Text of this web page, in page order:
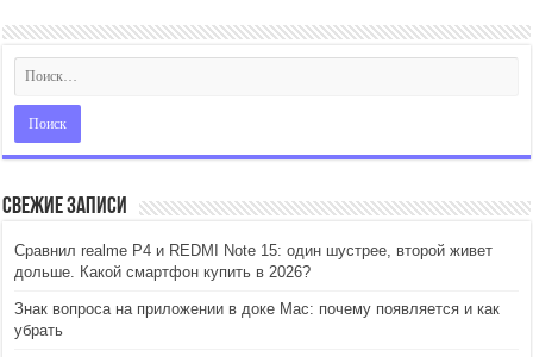
Свежие записи
Сравнил realme P4 и REDMI Note 15: один шустрее, второй живет
дольше. Какой смартфон купить в 2026?
Знак вопроса на приложении в доке Mac: почему появляется и как
убрать